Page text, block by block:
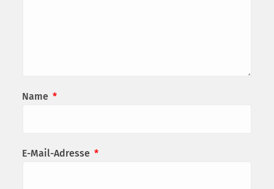
Name *
E-Mail-Adresse *